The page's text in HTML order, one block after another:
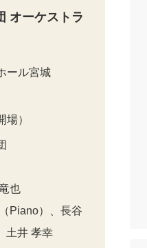
オーケストラ
ール宮城
場）
也
Piano）、長谷
土井 孝幸